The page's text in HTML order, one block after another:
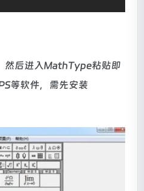
后进入MathType粘贴即
等软件，需先安装